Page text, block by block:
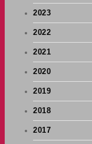
2023
2022
2021
2020
2019
2018
2017